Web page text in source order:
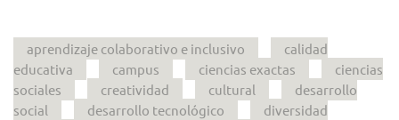
aprendizaje colaborativo e inclusivo
calidad
educativa
campus ciencias exactas
ciencias
sociales
creatividad cultural
desarrollo
social
desarrollo tecnológico
diversidad